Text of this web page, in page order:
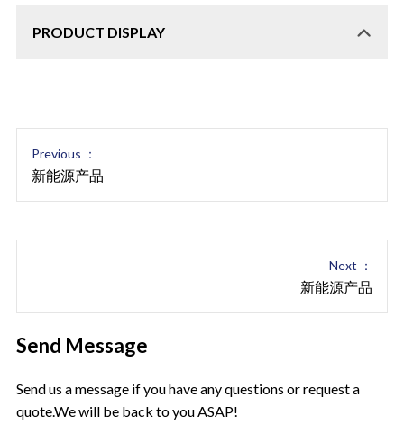
PRODUCT DISPLAY
Previous ：
新能源产品
Next ：
新能源产品
Send Message
Send us a message if you have any questions or request a
quote.We will be back to you ASAP!